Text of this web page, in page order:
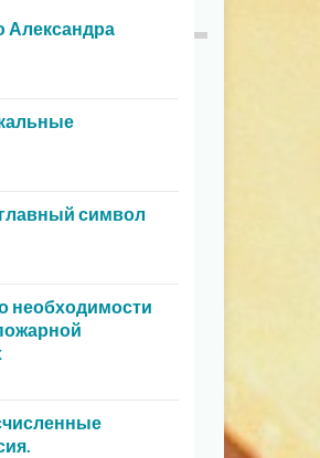
Александра
символ
необходимости